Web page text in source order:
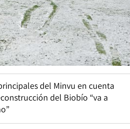
del Minvu en cuenta
del Biobío “va a